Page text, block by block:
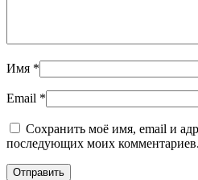
Имя *
Email *
Сохранить моё имя, email и
последующих моих комментариев.